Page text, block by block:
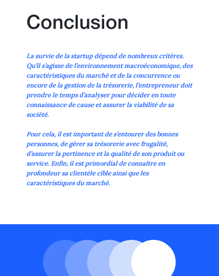
Conclusion
La survie de la startup dépend de nombreux critères.
Qu’il s’agisse de l’environnement macroéconomique, des
caractéristiques du marché et de la concurrence ou
encore de la gestion de la trésorerie, l’entrepreneur doit
prendre le temps d’analyser pour décider en toute
connaissance de cause et assurer la viabilité de sa
société.
Pour cela, il est important de s’entourer des bonnes
personnes, de gérer sa trésorerie avec frugalité,
d’assurer la pertinence et la qualité de son produit ou
service. Enfin, il est primordial de connaître en
profondeur sa clientèle cible ainsi que les
caractéristiques du marché.